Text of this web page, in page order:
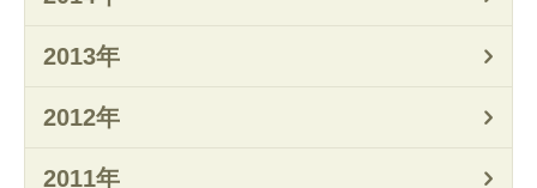
2013年
2012年
2011年